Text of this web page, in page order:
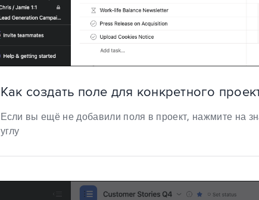
Как создать поле для конкретного
Если вы ещё не добавили поля в проект, нажмите на
углу